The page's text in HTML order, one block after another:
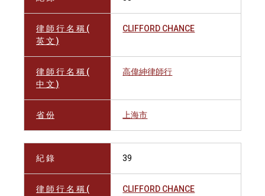
律 師 行 名 稱 (
英 文 )
CLIFFORD CHANCE
律 師 行 名 稱 (
中 文 )
高偉紳律師行
省 份 上海市
紀 錄 39
律 師 行 名 稱 (
CLIFFORD CHANCE